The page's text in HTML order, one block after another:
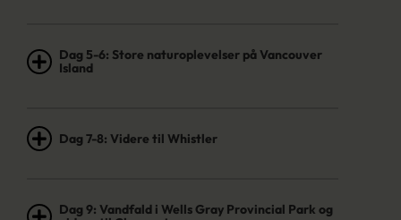
Dag 5-6: Store naturoplevelser på Vancouver
Island
Dag 7-8: Videre til Whistler
Dag 9: Vandfald i Wells Gray Provincial Park og